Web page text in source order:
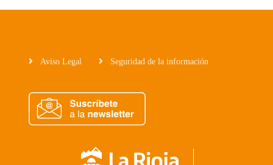
Aviso Legal Seguridad de la información